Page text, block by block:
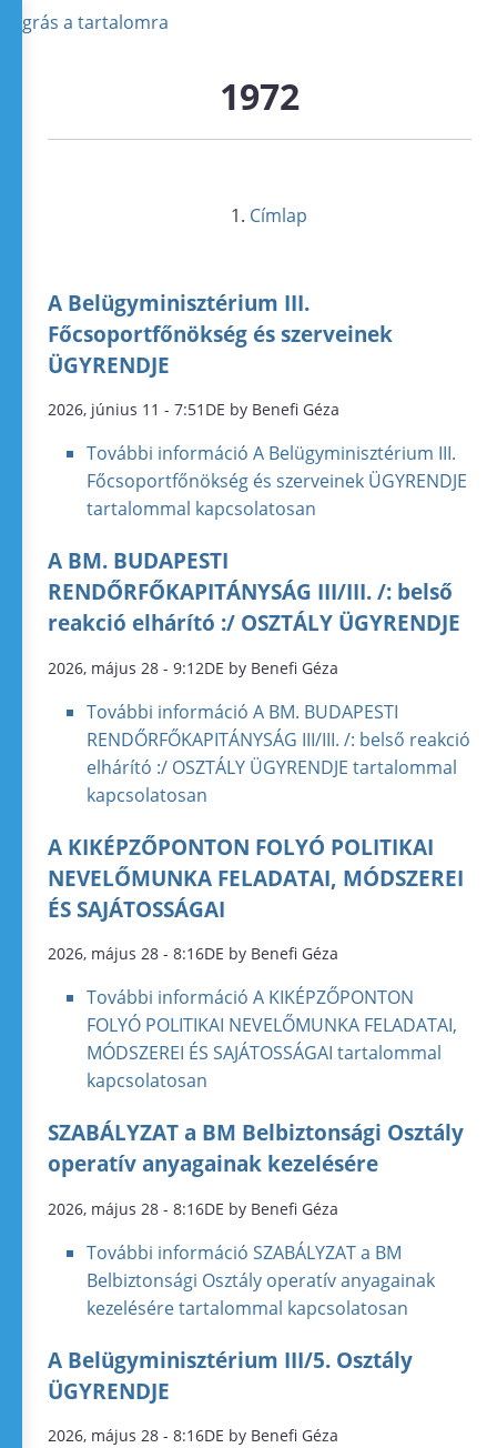
Ugrás a tartalomra
1972
Címlap
A Belügyminisztérium III.
Főcsoportfőnökség és szerveinek
ÜGYRENDJE
2026, június 11 - 7:51DE by Benefi Géza
További információ A Belügyminisztérium III.
Főcsoportfőnökség és szerveinek ÜGYRENDJE
tartalommal kapcsolatosan
A BM. BUDAPESTI
RENDŐRFŐKAPITÁNYSÁG III/III. /: belső
reakció elhárító :/ OSZTÁLY ÜGYRENDJE
2026, május 28 - 9:12DE by Benefi Géza
További információ A BM. BUDAPESTI
RENDŐRFŐKAPITÁNYSÁG III/III. /: belső reakció
elhárító :/ OSZTÁLY ÜGYRENDJE tartalommal
kapcsolatosan
A KIKÉPZŐPONTON FOLYÓ POLITIKAI
NEVELŐMUNKA FELADATAI, MÓDSZEREI
ÉS SAJÁTOSSÁGAI
2026, május 28 - 8:16DE by Benefi Géza
További információ A KIKÉPZŐPONTON
FOLYÓ POLITIKAI NEVELŐMUNKA FELADATAI,
MÓDSZEREI ÉS SAJÁTOSSÁGAI tartalommal
kapcsolatosan
SZABÁLYZAT a BM Belbiztonsági Osztály
operatív anyagainak kezelésére
2026, május 28 - 8:16DE by Benefi Géza
További információ SZABÁLYZAT a BM
Belbiztonsági Osztály operatív anyagainak
kezelésére tartalommal kapcsolatosan
A Belügyminisztérium III/5. Osztály
ÜGYRENDJE
2026, május 28 - 8:16DE by Benefi Géza